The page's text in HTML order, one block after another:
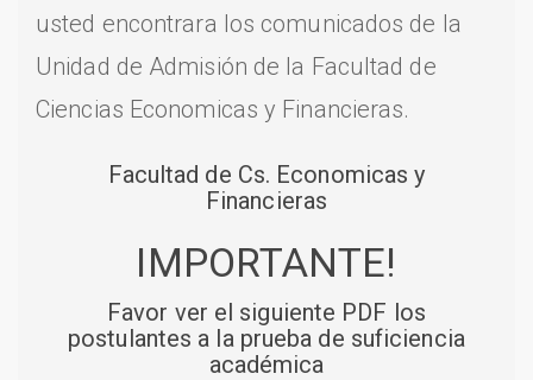
usted encontrara los comunicados de la
Unidad de Admisión de la Facultad de
Ciencias Economicas y Financieras.
Facultad de Cs. Economicas y
Financieras
IMPORTANTE!
Favor ver el siguiente PDF los
postulantes a la prueba de suficiencia
académica